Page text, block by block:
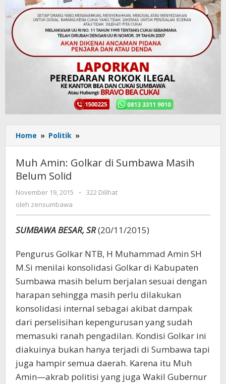
Home » Politik »
Amin:
Golkar
di
Masih
Muh Amin: Golkar di Sumbawa Masih
Belum Solid
November 19, 2015
oleh
-
322 Dilihat
oleh zensumbawa
SUMBAWA BESAR, SR(20/11/2015)
Pengurus Golkar NTB, H Muhammad Amin SH
M.Si menilai konsolidasi Golkar di Kabupaten
Sumbawa masih belum berjalan sesuai dengan
harapan sehingga masih perlu dilakukan
konsolidasi internal sebagai akibat dampak
dari perselisihan kepengurusan yang sudah
memasuki ranah pengadilan. Kondisi Golkar ini
diakuinya bukan hanya terjadi di Sumbawa tapi
juga hampir semua daerah. Karena itu Muh
Amin—akrab politisi yang juga Wakil Gubernur